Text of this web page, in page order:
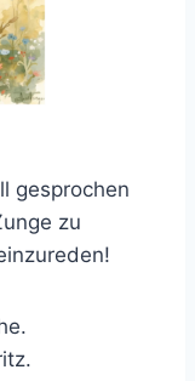
gesprochen
zu